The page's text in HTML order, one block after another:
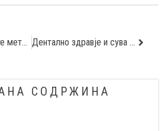
Како да го забрзате метаболизмот? Дентално здравје и сува уста
СОДРЖИНА